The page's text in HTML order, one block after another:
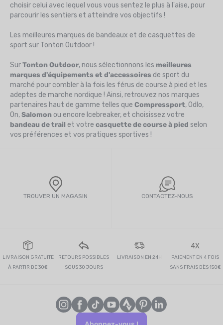
choisir celui avec lequel vous vous sentez le plus à l'aise, pour
parcourir les sentiers et atteindre vos objectifs !
Les meilleures marques de bandeaux et de casquettes de
sport sur Tonton Outdoor !
SurTonton Outdoor, nous sélectionnons les meilleures
marques d'équipements et d'accessoires de sport du
marché pour combler à la fois les férus de course à pied et les
adeptes de marche nordique ! Ainsi, retrouvez nos marques
partenaires haut de gamme telles que Compressport, Odlo,
On,Salomon ou encore Icebreaker, et choisissez votre
bandeau de trail et votre casquette de course à pied selon
vos préférences et vos pratiques sportives !
TROUVER UN MAGASIN CONTACTEZ-NOUS
LIVRAISON GRATUITE
À PARTIR DE 30€
RETOURS POSSIBLES
SOUS 30 JOURS
LIVRAISON EN 24H
4X
PAIEMENT EN 4 FOIS
SANS FRAIS DÈS 150€